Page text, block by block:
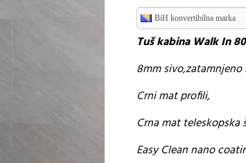
BiH konvertibilna marka
Tuš kabina Walk In
8mm sivo,zatamnjeno
Crni mat profili,
Crna mat teleskopska
Easy Clean nano